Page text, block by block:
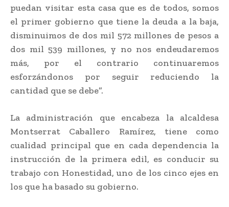
puedan visitar esta casa que es de todos, somos
el primer gobierno que tiene la deuda a la baja,
disminuimos de dos mil 572 millones de pesos a
dos mil 539 millones, y no nos endeudaremos
más, por el contrario continuaremos
esforzándonos por seguir reduciendo la
cantidad que se debe”.
La administración que encabeza la alcaldesa
Montserrat Caballero Ramírez, tiene como
cualidad principal que en cada dependencia la
instrucción de la primera edil, es conducir su
trabajo con Honestidad, uno de los cinco ejes en
los que ha basado su gobierno.